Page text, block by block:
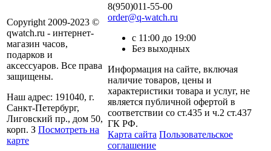
Copyright 2009-2023 ©
qwatch.ru - интернет-
магазин часов,
подарков и
аксессуаров. Все права
защищены.
Наш адрес: 191040, г.
Санкт-Петербург,
Лиговский пр., дом 50,
корп. З Посмотреть на
карте
8(950)011-55-00
order@q-watch.ru
с 11:00 до 19:00
Без выходных
Информация на сайте, включая
наличие товаров, цены и
характеристики товара и услуг, не
является публичной офертой в
соответствии со ст.435 и ч.2 ст.437
ГК РФ.
Карта сайта Пользовательское
соглашение